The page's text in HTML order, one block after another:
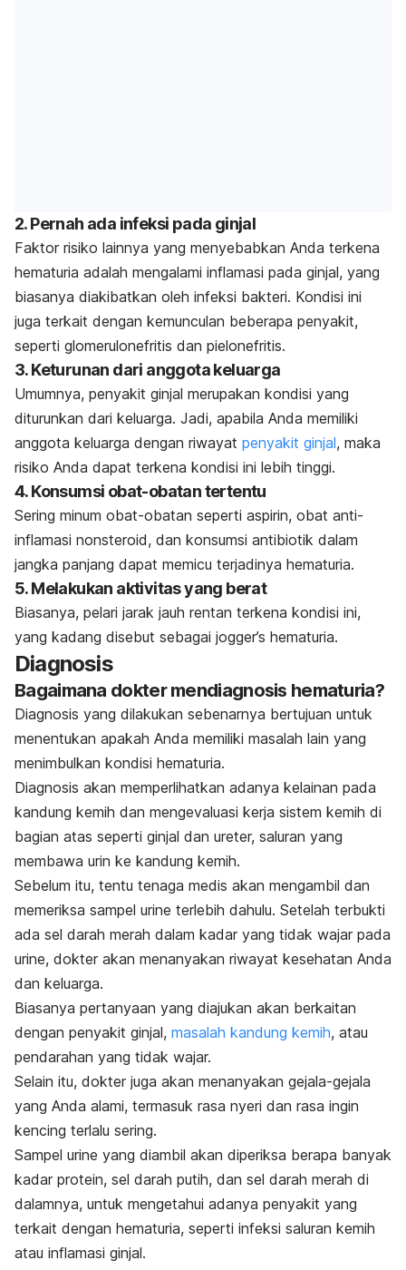
2. Pernah ada infeksi pada ginjal
Faktor risiko lainnya yang menyebabkan Anda terkena
hematuria adalah mengalami inflamasi pada ginjal, yang
biasanya diakibatkan oleh infeksi bakteri. Kondisi ini
juga terkait dengan kemunculan beberapa penyakit,
seperti glomerulonefritis dan pielonefritis.
3. Keturunan dari anggota keluarga
Umumnya, penyakit ginjal merupakan kondisi yang
diturunkan dari keluarga. Jadi, apabila Anda memiliki
anggota keluarga dengan riwayat penyakit ginjal, maka
risiko Anda dapat terkena kondisi ini lebih tinggi.
4. Konsumsi obat-obatan tertentu
Sering minum obat-obatan seperti aspirin, obat anti-
inflamasi nonsteroid, dan konsumsi antibiotik dalam
jangka panjang dapat memicu terjadinya hematuria.
5. Melakukan aktivitas yang berat
Biasanya, pelari jarak jauh rentan terkena kondisi ini,
yang kadang disebut sebagai jogger’s hematuria.
Diagnosis
Bagaimana dokter mendiagnosis hematuria?
Diagnosis yang dilakukan sebenarnya bertujuan untuk
menentukan apakah Anda memiliki masalah lain yang
menimbulkan kondisi hematuria.
Diagnosis akan memperlihatkan adanya kelainan pada
kandung kemih dan mengevaluasi kerja sistem kemih di
bagian atas seperti ginjal dan ureter, saluran yang
membawa urin ke kandung kemih.
Sebelum itu, tentu tenaga medis akan mengambil dan
memeriksa sampel urine terlebih dahulu. Setelah terbukti
ada sel darah merah dalam kadar yang tidak wajar pada
urine, dokter akan menanyakan riwayat kesehatan Anda
dan keluarga.
Biasanya pertanyaan yang diajukan akan berkaitan
dengan penyakit ginjal, masalah kandung kemih, atau
pendarahan yang tidak wajar.
Selain itu, dokter juga akan menanyakan gejala-gejala
yang Anda alami, termasuk rasa nyeri dan rasa ingin
kencing terlalu sering.
Sampel urine yang diambil akan diperiksa berapa banyak
kadar protein, sel darah putih, dan sel darah merah di
dalamnya, untuk mengetahui adanya penyakit yang
terkait dengan hematuria, seperti infeksi saluran kemih
atau inflamasi ginjal.